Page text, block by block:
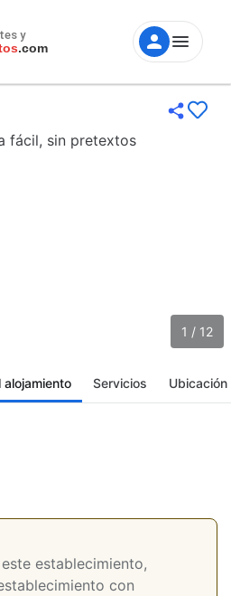
y
.com
1 / 12
Servicios Ubicación
establecimiento,
con